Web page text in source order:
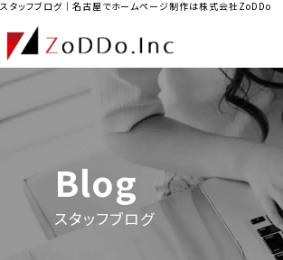
スタッフブログ｜名古屋でホームページ制作は株式会社ZoDDo
Blog
スタッフブログ